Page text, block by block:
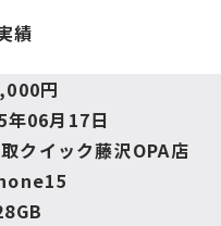
績
円
年06月17日
クイック藤沢OPA店